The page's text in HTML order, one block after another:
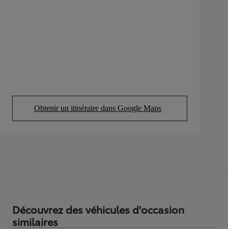
Obtenir un itinéraire dans Google Maps
(Opens in new tab)
Découvrez des véhicules d'occasion
similaires